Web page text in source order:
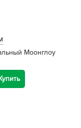
Моонглоу